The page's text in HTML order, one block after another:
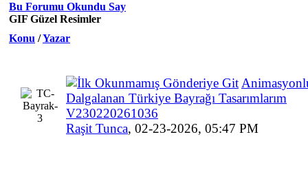
Bu Forumu Okundu Say
GIF Güzel Resimler
Konu /Yazar
Dalgalanan Türkiye Bayrağı Tasarımlarım
V230220261036
Raşit Tunca, 02-23-2026, 05:47 PM